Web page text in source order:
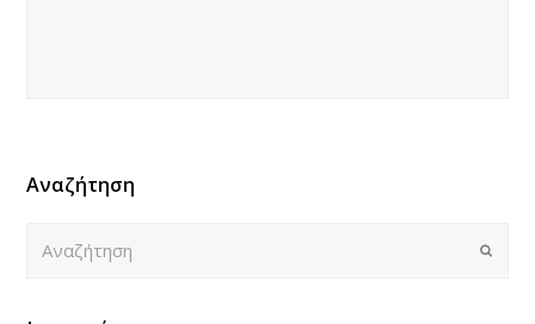
Αναζήτηση
Submit